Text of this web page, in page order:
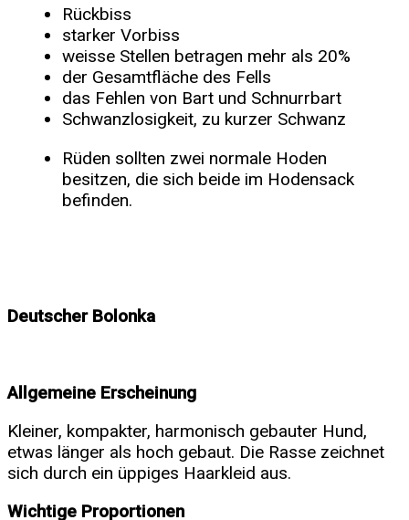
Rückbiss
starker Vorbiss
weisse Stellen betragen mehr als 20%
der Gesamtfläche des Fells
das Fehlen von Bart und Schnurrbart
Schwanzlosigkeit, zu kurzer Schwanz
Rüden sollten zwei normale Hoden
besitzen, die sich beide im Hodensack
befinden.
Deutscher Bolonka
Allgemeine Erscheinung
Kleiner, kompakter, harmonisch gebauter Hund,
etwas länger als hoch gebaut. Die Rasse zeichnet
sich durch ein üppiges Haarkleid aus.
Wichtige Proportionen